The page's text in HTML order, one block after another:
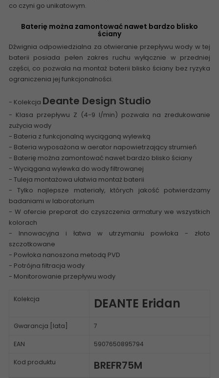
co czyni go unikatowym.
Baterię można zamontować nawet bardzo blisko
ściany
Dźwignia odpowiedzialna za otwieranie przepływu wody w tej
baterii posiada pełen zakres ruchu wyłącznie w przedniej
części, co pozwala na montaż baterii blisko ściany bez ryzyka
ograniczenia jej funkcjonalności.
- Kolekcja Deante Design Studio
- Klasa przepływu Z (4-9 l/min) pozwala na zredukowanie
zużycia wody
- Bateria z funkcjonalną wyciąganą wylewką
- Bateria wyposażona w aerator napowietrzający strumień
- Baterię można zamontować nawet bardzo blisko ściany
- Wyciągana wylewka do wody filtrowanej
- Tuleja montażowa ułatwia montaż baterii
- Tylko najlepsze materiały, których jakość potwierdzamy
badaniami w laboratorium
- W ofercie preparat do czyszczenia armatury we wszystkich
kolorach
- Innowacyjna i łatwa w utrzymaniu powłoka - złoto
szczotkowane
- Powłoka nanoszona metodą PVD
- Potrójna filtracja wody
- Monitorowanie przepływu wody
Kolekcja DEANTE Eridan
Gwarancja [lata] 7
EAN 5907650895794
Kod produktu BREFR75M